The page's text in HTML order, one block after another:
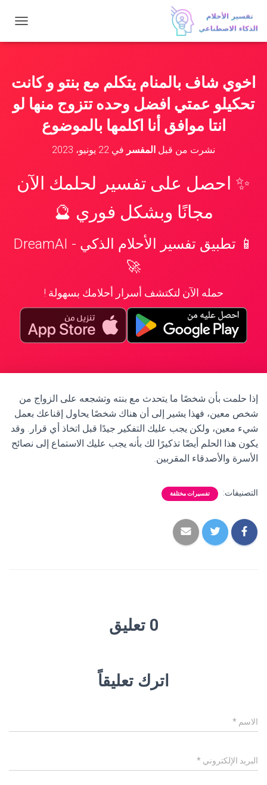
ب
ا
ت
اخوي شاف بالمنام يتكلم مع بنتو و كانت
تحكيلو عمتي افضل وحده تتزوج منها لو
انتا موافق أنا اكلمها بالموضوع
نشرت من قبل المفسر في 22 يونيو، 2023
✨ احصل على تفسير لحلمك الآن
مجانًا وبشكل فوري 🔮
📱 تطبيق تفسير الأحلام الذكي - DreamAI
🚀
حمله الآن لتكتشف أسرار أحلامك بسهولة !
إذا حلمت بأن شخصًا ما يتحدث مع بنته وتشجعه على الزواج من
شخص معين، فهذا يشير إلى أن هناك شخصًا يحاول إقناعك بعمل
شيء معين، ولكن يجب عليك التفكير جيدًا قبل اتخاذ أي قرار. وقد
يكون هذا الحلم أيضًا تذكيرًا لك بأنه يجب عليك الاستماع إلى نصائح
الأسرة والأصدقاء المقربين.
التصنيفات: تفسيرات مختلفة
0 تعليق
اترك تعليقاً
الاسم *
البريد الإلكتروني *